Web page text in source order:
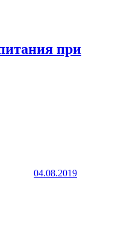
при
04.08.2019